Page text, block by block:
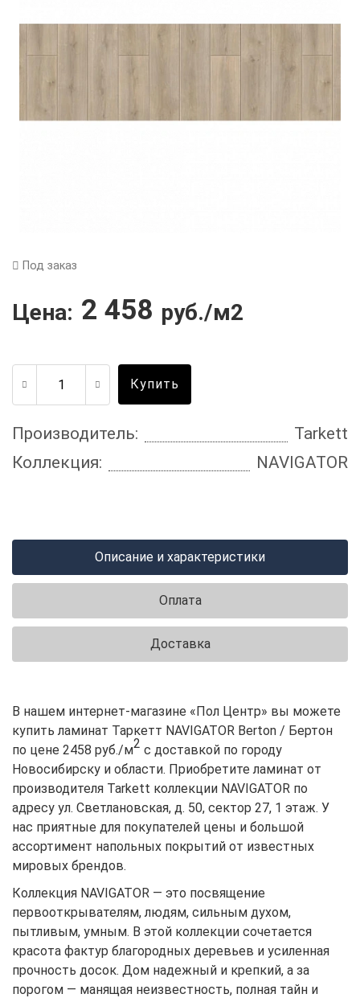
Под заказ
Цена: 2 458 руб./м2
Купить
Производитель:
Tarkett
Коллекция:
NAVIGATOR
Описание и характеристики
Оплата
Доставка
В нашем интернет-магазине «Пол Центр» вы можете
купить ламинат Таркетт NAVIGATOR Berton / Бертон
по цене 2458 руб./м2 с доставкой по городу
Новосибирску и области. Приобретите ламинат от
производителя Tarkett коллекции NAVIGATOR по
адресу ул. Светлановская, д. 50, сектор 27, 1 этаж. У
нас приятные для покупателей цены и большой
ассортимент напольных покрытий от известных
мировых брендов.
Коллекция NAVIGATOR — это посвящение
первооткрывателям, людям, сильным духом,
пытливым, умным. В этой коллекции сочетается
красота фактур благородных деревьев и усиленная
прочность досок. Дом надежный и крепкий, а за
порогом — манящая неизвестность, полная тайн и